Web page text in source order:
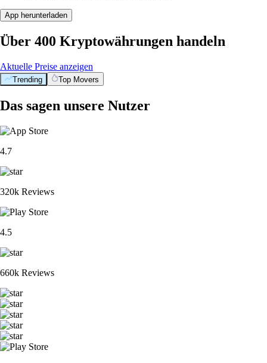
App herunterladen
Über 400 Kryptowährungen handeln
Aktuelle Preise anzeigen
Trending Top Movers
Das sagen unsere Nutzer
4.7
320k Reviews
4.5
660k Reviews